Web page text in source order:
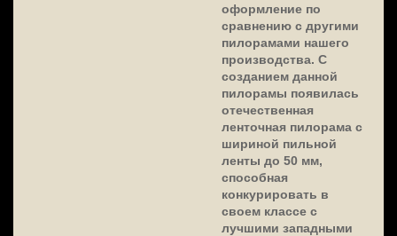
оформление по
сравнению с другими
пилорамами нашего
производства. С
созданием данной
пилорамы появилась
отечественная
ленточная пилорама с
шириной пильной
ленты до 50 мм,
способная
конкурировать в
своем классе с
лучшими западными